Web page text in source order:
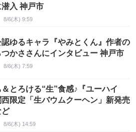
入 神戸市
8/6(木) 9:59
ゆるキャラ『やみとくん』作者の
かささんにインタビュー 神戸市
8/6(木) 7:59
＆とろける“生”食感♪『ユーハイ
限定「生バウムクーヘン」新発売
ど
8/6(木) 14:59